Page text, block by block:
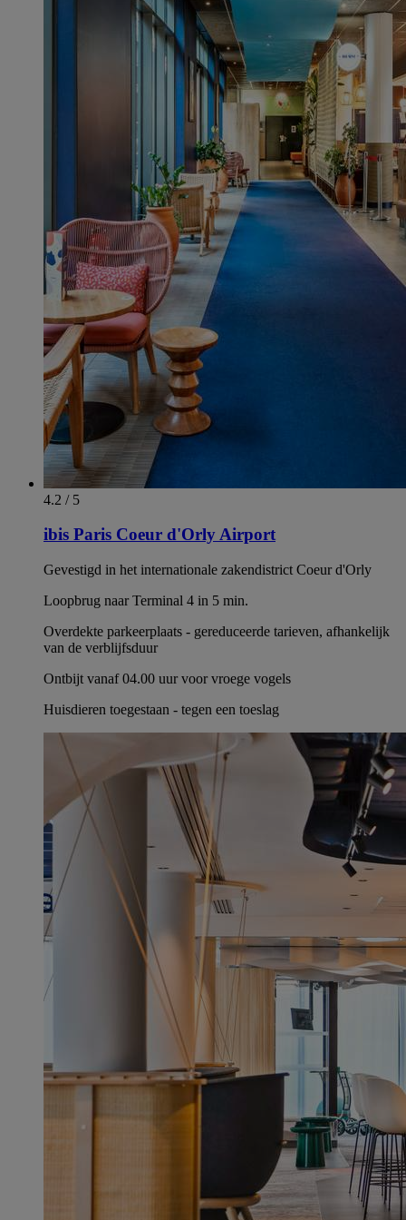
4.2 / 5
ibis Paris Coeur d'Orly Airport
Gevestigd in het internationale zakendistrict Coeur d'Orly
Loopbrug naar Terminal 4 in 5 min.
Overdekte parkeerplaats - gereduceerde tarieven, afhankelijk
van de verblijfsduur
Ontbijt vanaf 04.00 uur voor vroege vogels
Huisdieren toegestaan - tegen een toeslag